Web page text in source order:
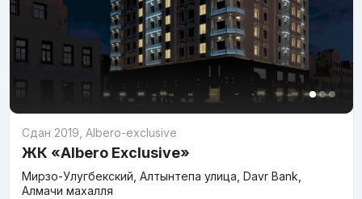
Сдан 2019 Albero-exclusive
ЖК «Albero Exclusive»
Мирзо-Улугбекский, Алтынтепа улица, Davr Bank,
Алмачи махалля